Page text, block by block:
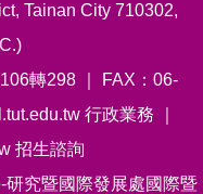
Tainan City 710302,
轉298 ｜ FAX：06-
行政業務 ｜
招生諮詢
究暨國際發展處國際暨